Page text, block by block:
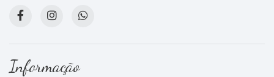
Informação